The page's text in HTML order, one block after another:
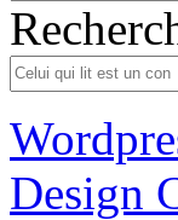
Design